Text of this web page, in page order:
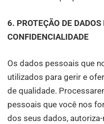
6. PROTEÇÃO DE DADOS
CONFIDENCIALIDADE
Os dados pessoais que
utilizados para gerir e
de qualidade.
pessoais que você nos
dos seus dados,